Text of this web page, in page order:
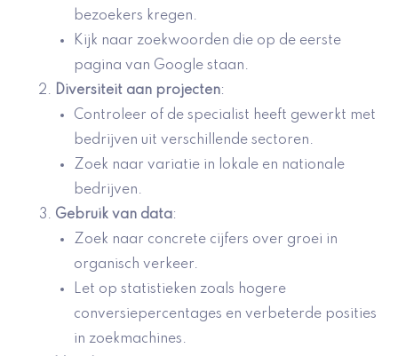
bezoekers kregen.
Kijk naar zoekwoorden die op de eerste
pagina van Google staan.
Diversiteit aan projecten:
Controleer of de specialist heeft gewerkt met
bedrijven uit verschillende sectoren.
Zoek naar variatie in lokale en nationale
bedrijven.
Gebruik van data:
Zoek naar concrete cijfers over groei in
organisch verkeer.
Let op statistieken zoals hogere
conversiepercentages en verbeterde posities
in zoekmachines.